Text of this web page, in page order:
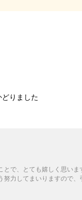
りました
で、とても嬉しく思い
力してまいりますので